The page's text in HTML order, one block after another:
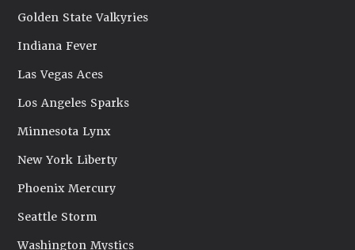
Golden State Valkyries
Indiana Fever
Las Vegas Aces
Los Angeles Sparks
Minnesota Lynx
New York Liberty
Phoenix Mercury
Seattle Storm
Washington Mystics